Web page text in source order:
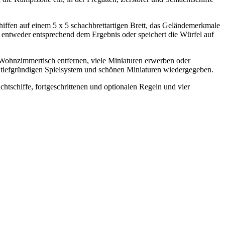
auf einem 5 x 5 schachbrettartigen Brett, das Geländemerkmale
entsprechend dem Ergebnis oder speichert die Würfel auf
entfernen, viele Miniaturen erwerben oder
Spielsystem und schönen Miniaturen wiedergegeben.
fortgeschrittenen und optionalen Regeln und vier